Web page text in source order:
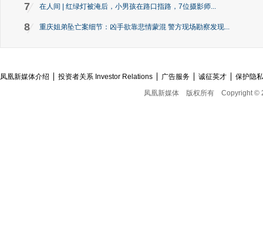
7 在人间 | 红绿灯被淹后，小男孩在路口指路，7位摄影师...
8 重庆姐弟坠亡案细节：凶手欲靠悲情蒙混 警方现场勘察发现...
凤凰新媒体介绍 投资者关系 Investor Relations 广告服务 诚征英才
保护隐
凤凰新媒体
版权所有 Copyright ©